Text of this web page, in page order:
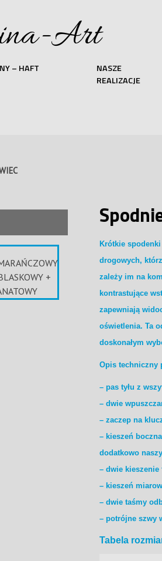
– HAFT
NASZE
REALIZACJE
Krótkie
drogowych,
zależy im na
kontrastujące
zapewniają
oświetlenia. Ta
doskonałym
Opis techniczny
– pas tyłu z
– dwie
– zaczep na
– kieszeń
dodatkowo
– dwie kieszenie
– kieszeń
– dwie taśmy
– potrójne szwy
Tabela